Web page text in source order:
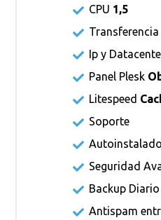
CPU 1,5
Transferencia
Ip y
Panel Plesk
Litespeed
Soporte
Seguridad
Backup Diario
Antispam